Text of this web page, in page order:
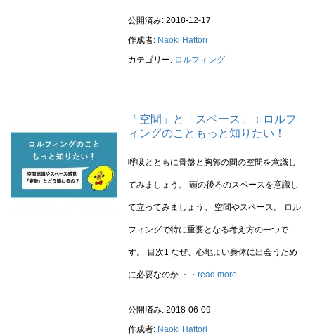
公開済み: 2018-12-17
作成者: Naoki Hattori
カテゴリー: ロルフィング
「空間」と「スペース」：ロルフ
ィングのこともっと知りたい！
呼吸とともに骨盤と胸郭の間の空間を意識し
てみましょう。 頭の後ろのスペースを意識し
て立ってみましょう。 空間やスペース。 ロル
フィングで特に重要となる考え方の一つで
す。 目次1 なぜ、心地よい身体に出会うため
に必要なのか ・・read more
公開済み: 2018-06-09
作成者: Naoki Hattori